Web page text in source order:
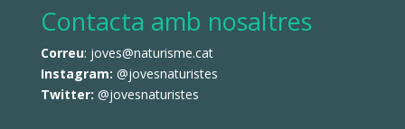
Contacta amb nosaltres
Correu: joves@naturisme.cat
Instagram: @jovesnaturistes
Twitter: @jovesnaturistes